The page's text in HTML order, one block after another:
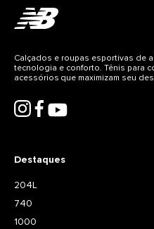
Destaques
204L
740
1000
Calçados e roupas esportivas de
tecnologia e conforto. Tênis para
acessórios que maximizam seu